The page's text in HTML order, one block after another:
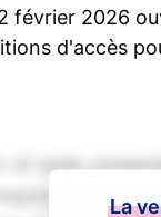
février 2026
d'accès
sit amet,
aliqua. Ut
La